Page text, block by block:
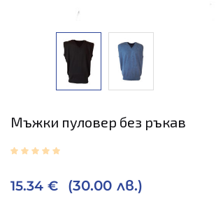
Мъжки пуловер без ръкав
15.34 € (30.00 лв.)